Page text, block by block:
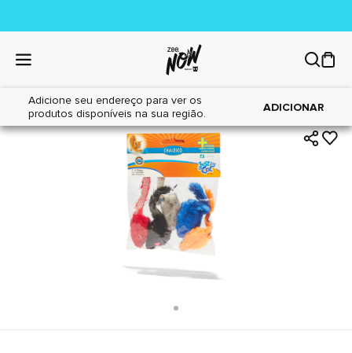
Adicione seu endereço para ver os
produtos disponíveis na sua região.
ADICIONAR
Home|Gatos|Brinquedos